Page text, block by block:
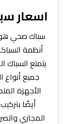
اﺳﻌﺎر
سباك صحي
أنظمة
يتمتع السباك
جميع أنواع
الأجهزة
أيضًا
المجاري